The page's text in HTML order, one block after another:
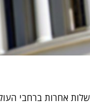
אחרות ברחבי